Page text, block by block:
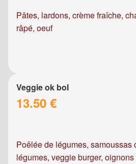
Pâtes, lardons, crème fraîche,
râpé, oeuf
Veggie ok bol
13.50 €
Poêlée de légumes, samoussas
légumes, veggie burger, oignons